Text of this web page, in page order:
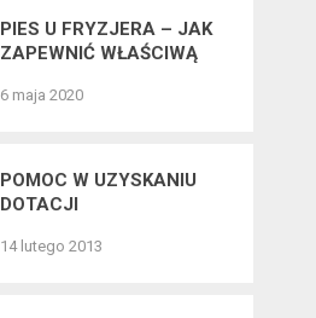
PIES U FRYZJERA – JAK
ZAPEWNIĆ WŁAŚCIWĄ
CZWORONOGÓW?
6 maja 2020
POMOC W UZYSKANIU
DOTACJI
14 lutego 2013